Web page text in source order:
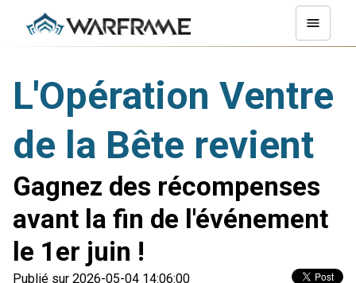
L'Opération Ventre
de la Bête revient
Gagnez des récompenses
avant la fin de l'événement
le 1er juin !
Publié sur 2026-05-04 14:06:00